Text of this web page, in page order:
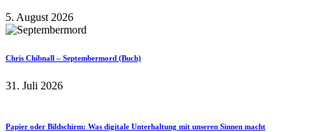
5. August 2026
Chris Chibnall – Septembermord (Buch)
31. Juli 2026
Papier oder Bildschirm: Was digitale Unterhaltung mit unseren Sinnen macht